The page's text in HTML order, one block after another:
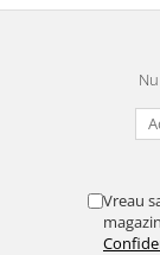
Vreau